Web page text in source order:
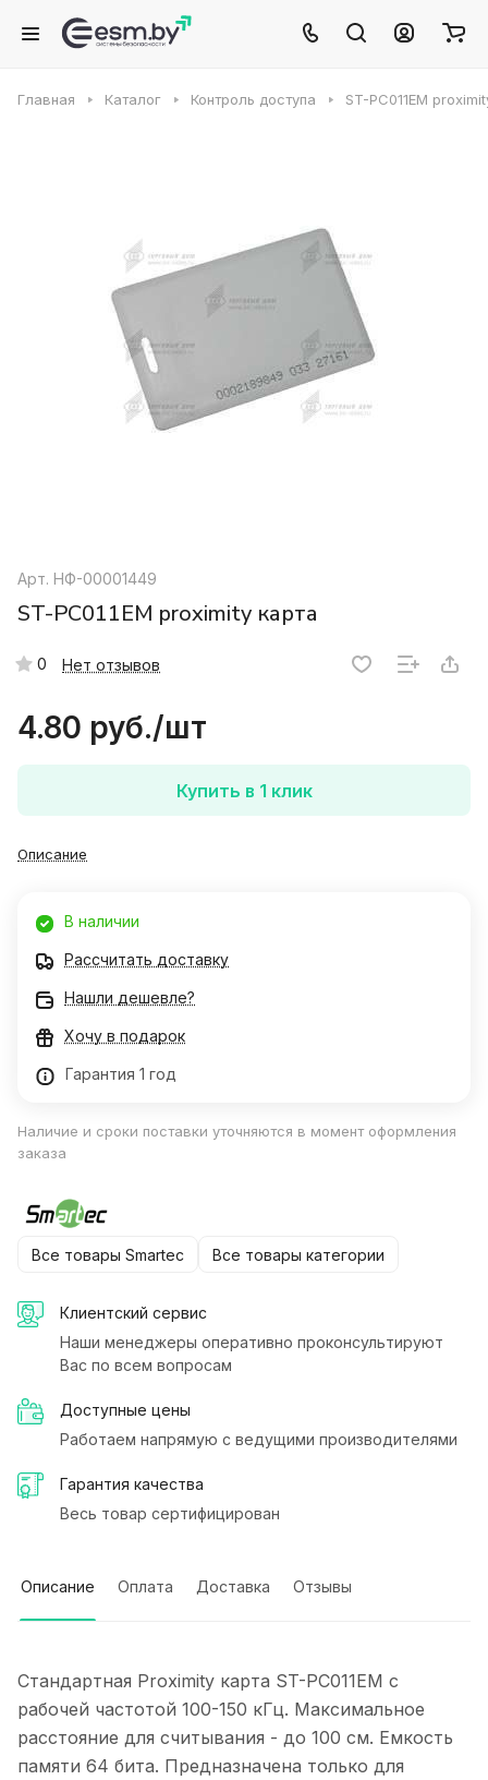
Главная Каталог Контроль доступа ST-PC011EM
Арт. НФ-00001449
ST-PC011EM proximity карта
0 Нет отзывов
4.80 руб./шт
Купить в 1 клик
Описание
В наличии
Рассчитать доставку
Нашли дешевле?
Хочу в подарок
Гарантия 1 год
Наличие и сроки поставки уточняются в момент оформления
заказа
Все товары Smartec Все товары категории
Клиентский сервис
Наши менеджеры оперативно проконсультируют
Вас по всем вопросам
Доступные цены
Работаем напрямую с ведущими производителями
Гарантия качества
Весь товар сертифицирован
Описание Оплата Доставка Отзывы
Стандартная Proximity карта ST-PC011EM с
рабочей частотой 100-150 кГц. Максимальное
расстояние для считывания - до 100 см. Емкость
памяти 64 бита. Предназначена только для